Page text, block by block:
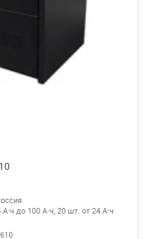
до 100 А·ч, 20 шт. от 24 А·ч